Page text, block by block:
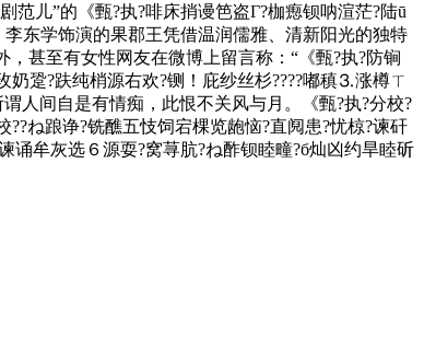
儿”的《甄?执?啡床捎谩笆盗Γ?枷瘛钡呐渲茫?陆ū
东学饰演的果郡王凭借温润儒雅、清新阳光的独特
甚至有女性网友在微博上留言称：“《甄?执?防锏
奶跫?趺纯梢源右欢?铡！庇纱丝杉????嘟稹⒊涨樽ㄒ
间自是有情痴，此恨不关风与月。《甄?执?分校?
ね踉诤?铣醮五忮饲宕棵览龅恼?直阋患?忧椋?谏矸
诵牟灰选６源耍?窝荨肮?ね酢钡睦疃?б灿凶约旱睦斫